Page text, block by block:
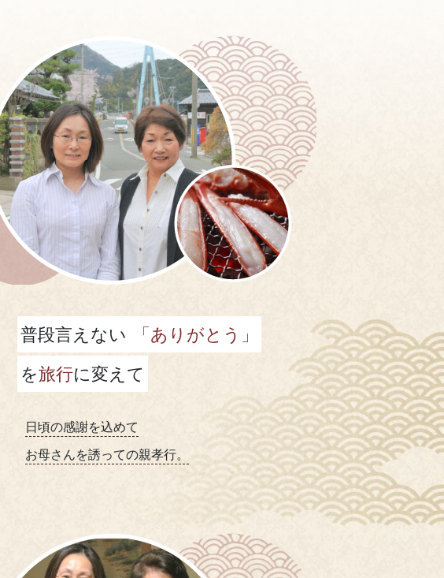
普段言えない
「ありがとう」
を旅行に変えて
日頃の感謝を込めて
お母さんを誘っての親孝行。